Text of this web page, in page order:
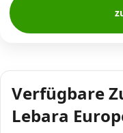
Verfügbare
Lebara